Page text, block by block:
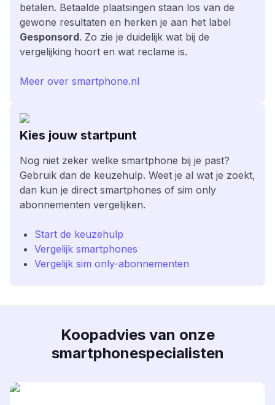
betalen. Betaalde plaatsingen staan los van de
gewone resultaten en herken je aan het label
Gesponsord. Zo zie je duidelijk wat bij de
vergelijking hoort en wat reclame is.
Meer over smartphone.nl
Kies jouw startpunt
Nog niet zeker welke smartphone bij je past?
Gebruik dan de keuzehulp. Weet je al wat je zoekt,
dan kun je direct smartphones of sim only
abonnementen vergelijken.
Start de keuzehulp
Vergelijk smartphones
Vergelijk sim only-abonnementen
Koopadvies van onze
smartphonespecialisten